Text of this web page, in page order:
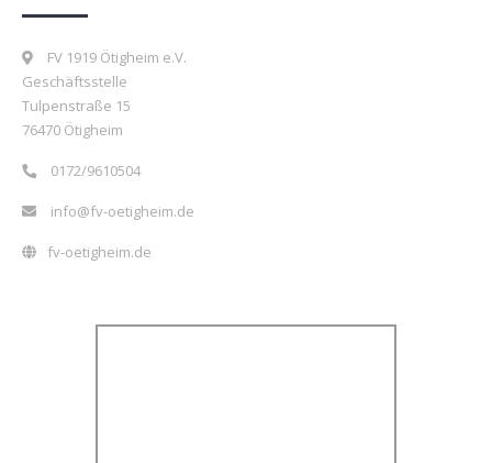
FV 1919 Ötigheim e.V.
Geschäftsstelle
Tulpenstraße 15
76470 Ötigheim
0172/9610504
info@fv-oetigheim.de
fv-oetigheim.de